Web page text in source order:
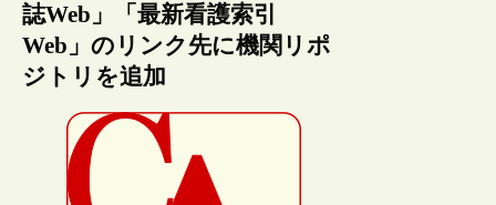
誌Web」「最新看護索引
Web」のリンク先に機関リポ
ジトリを追加